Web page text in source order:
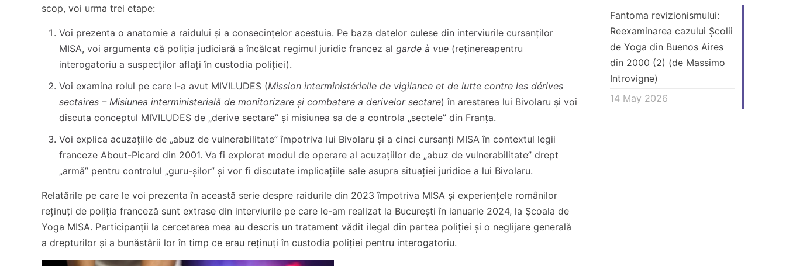
scop, voi urma trei etape:
Voi prezenta o anatomie a raidului și a consecințelor acestuia. Pe baza datelor culese din interviurile cursanților
MISA, voi argumenta că poliția judiciară a încălcat regimul juridic francez algarde à vue (reținereapentru
interogatoriu a suspecților aflați în custodia poliției).
Voi examina rolul pe care l-a avut MIVILUDES (Mission interministérielle de vigilance et de lutte contre les dérives
sectaires – Misiunea interministerială de monitorizare și combatere a derivelor sectare) în arestarea lui Bivolaru și voi
discuta conceptul MIVILUDES de „derive sectare” și misiunea sa de a controla „sectele” din Franța.
Voi explica acuzațiile de „abuz de vulnerabilitate” împotriva lui Bivolaru și a cinci cursanți MISA în contextul legii
franceze About-Picard din 2001. Va fi explorat modul de operare al acuzațiilor de „abuz de vulnerabilitate” drept
„armă” pentru controlul „guru-șilor” și vor fi discutate implicațiile sale asupra situației juridice a lui Bivolaru.
Relatările pe care le voi prezenta în această serie despre raidurile din 2023 împotriva MISA și experiențele românilor
reținuți de poliția franceză sunt extrase din interviurile pe care le-am realizat la București în ianuarie 2024, la Școala de
Yoga MISA. Participanții la cercetarea mea au descris un tratament vădit ilegal din partea poliției și o neglijare generală
a drepturilor și a bunăstării lor în timp ce erau reținuți în custodia poliției pentru interogatoriu.
Fantoma revizionismului:
Reexaminarea cazului Școlii
de Yoga din Buenos Aires
din 2000 (2) (de Massimo
Introvigne)
14 May 2026